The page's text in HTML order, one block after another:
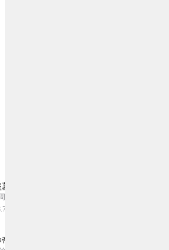
墓笔记丨头陀渊出品丨悬疑灵异丨摸金校尉
更新
万
帝丨玄幻丨热血丨紫襟团队演播丨多人有声